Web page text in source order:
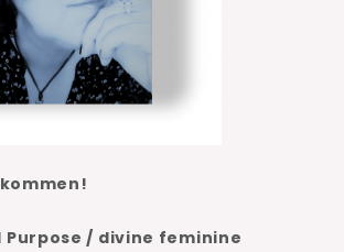
Purpose / divine feminine